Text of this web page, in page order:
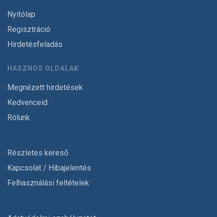
Nyitólap
Regisztráció
Hirdetésfeladás
HASZNOS OLDALAK
Megnézett hirdetések
Kedvenceid
Rólunk
Részletes kereső
Kapcsolat / Hibajelentés
Felhasználási feltételek